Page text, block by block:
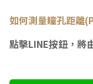
如何測量瞳孔距離
點擊LINE按鈕，將